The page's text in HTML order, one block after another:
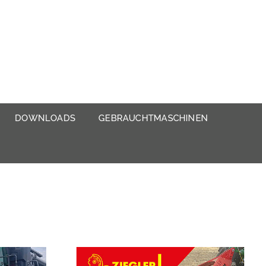
DOWNLOADS GEBRAUCHTMASCHINEN